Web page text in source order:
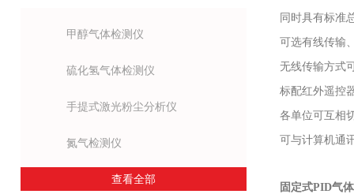
甲醇气体检测仪
硫化氢气体检测仪
手提式激光粉尘分析仪
氮气检测仪
查看全部
同时具有标准
可选有线传输
无线传输方式
标配红外遥控
各单位可互相
可与计算机通
固定式PID气